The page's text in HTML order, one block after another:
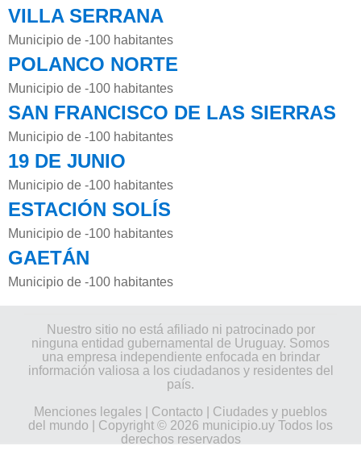
VILLA SERRANA
Municipio de -100 habitantes
POLANCO NORTE
Municipio de -100 habitantes
SAN FRANCISCO DE LAS SIERRAS
Municipio de -100 habitantes
19 DE JUNIO
Municipio de -100 habitantes
ESTACIÓN SOLÍS
Municipio de -100 habitantes
GAETÁN
Municipio de -100 habitantes
Nuestro sitio no está afiliado ni patrocinado por
ninguna entidad gubernamental de Uruguay. Somos
una empresa independiente enfocada en brindar
información valiosa a los ciudadanos y residentes del
país.
Menciones legales
Contacto
Ciudades y pueblos
del mundo | Copyright © 2026 municipio.uy Todos los
derechos reservados